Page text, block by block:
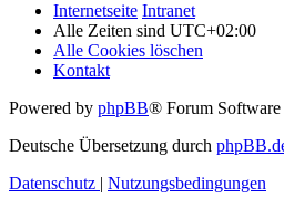
Internetseite Intranet
Alle Zeiten sind UTC+02:00
Alle Cookies löschen
Kontakt
Powered by phpBB® Forum
Deutsche Übersetzung durch
Datenschutz | Nutzungsbedingungen